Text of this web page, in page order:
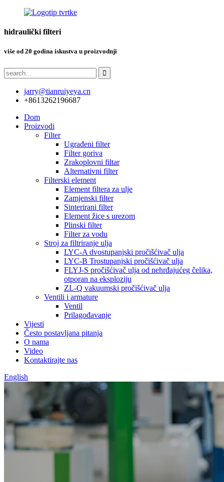
hidraulički filteri
više od 20 godina iskustva u proizvodnji
jarry@tianruiyeya.cn
+8613262196687
Dom
Proizvodi
Filter
Ugrađeni filter
Filter goriva
Zrakoplovni filtar
Alternativni filter
Filterski element
Element filtera za ulje
Zamjenski filter
Sinterirani filter
Element žice s urezom
Plinski filter
Filter za vodu
Stroj za filtriranje ulja
LYC-A dvostupanjski pročišćivač ulja
LYC-B Trostupanjski pročišćivač ulja
FLYJ-S pročišćivač ulja od nehrđajućeg čelika,
otporan na eksploziju
ZL-Q vakuumski pročišćivač ulja
Ventili i armature
Ventil
Prilagođavanje
Vijesti
Često postavljana pitanja
O nama
Video
Kontaktirajte nas
English